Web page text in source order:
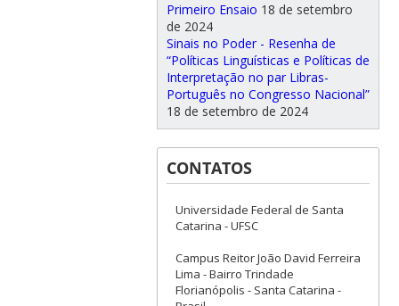
Primeiro Ensaio 18 de setembro
de 2024
Sinais no Poder - Resenha de
“Políticas Linguísticas e Políticas de
Interpretação no par Libras-
Português no Congresso Nacional”
18 de setembro de 2024
CONTATOS
Universidade Federal de Santa
Catarina - UFSC
Campus Reitor João David Ferreira
Lima - Bairro Trindade
Florianópolis - Santa Catarina -